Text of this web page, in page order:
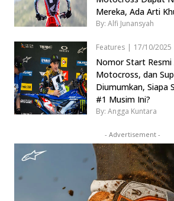
Mereka, Ada Arti
By: Alfi Junansyah
Features | 17/10/2025
Nomor Start Resmi
Motocross, dan
Diumumkan, Siapa
#1 Musim Ini?
By: Angga Kuntara
- Advertisement -